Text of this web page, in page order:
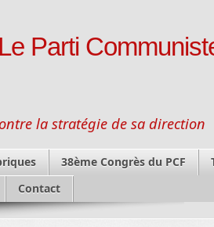
Parti
la stratégie de sa direction
38ème Congrès du PCF
Contact